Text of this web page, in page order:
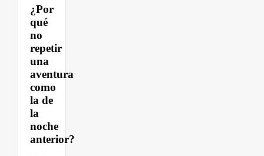
¿Por
qué
no
repetir
una
aventura
como
la de
la
noche
anterior?